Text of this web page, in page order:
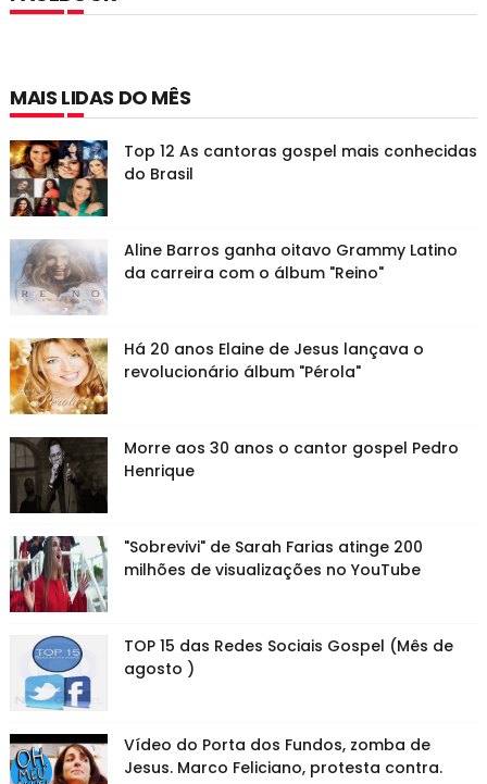
MAIS LIDAS DO MÊS
Top 12 As cantoras gospel mais conhecidas
do Brasil
Aline Barros ganha oitavo Grammy Latino
da carreira com o álbum "Reino"
Há 20 anos Elaine de Jesus lançava o
revolucionário álbum "Pérola"
Morre aos 30 anos o cantor gospel Pedro
Henrique
"Sobrevivi" de Sarah Farias atinge 200
milhões de visualizações no YouTube
TOP 15 das Redes Sociais Gospel (Mês de
agosto )
Vídeo do Porta dos Fundos, zomba de
Jesus. Marco Feliciano, protesta contra.